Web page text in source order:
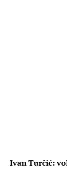
Ivan Turčić: